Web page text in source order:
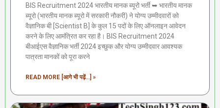
BIS Recruitment 2024 भारतीय मानक ब्यूरो भर्ती ➥ भारतीय मानक
ब्यूरो (भारतीय मानक ब्यूरो में सरकारी नौकरी) ने योग्य उम्मीदवारों को
वैज्ञानिक बी [Scientist B] के कुल 15 पदों के लिए ऑनलाइन आवेदन
करने के लिए आमंत्रित कर रहा है। BIS Recruitment 2024
बीआईएस वैज्ञानिक भर्ती 2024 इच्छुक और योग्य उम्मीदवार आवश्यक
पात्रता मानकों को पूरा करने
READ MORE [आगे भी पढ़ें...] »